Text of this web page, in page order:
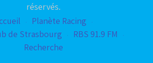
réservés.
Planète Racing
de Strasbourg
RBS 91.9 FM
Recherche